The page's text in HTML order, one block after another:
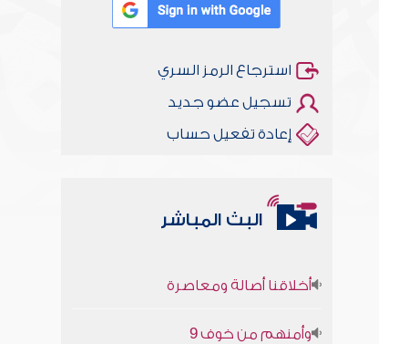
استرجاع الرمز السري
تسجيل عضو جديد
إعادة تفعيل حساب
البث المباشر